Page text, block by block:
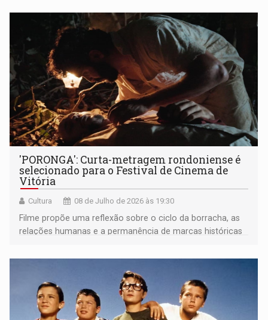
'PORONGA': Curta-metragem rondoniense é
selecionado para o Festival de Cinema de
Vitória
Cultura 08 de Julho de 2026 às 19:30
Filme propõe uma reflexão sobre o ciclo da borracha, as
relações humanas e a permanência de marcas históricas